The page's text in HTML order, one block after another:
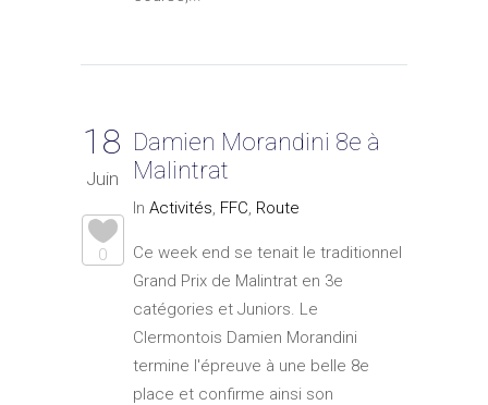
18
Juin
0
Damien Morandini 8e à
Malintrat
In Activités, FFC, Route
Ce week end se tenait le traditionnel
Grand Prix de Malintrat en 3e
catégories et Juniors. Le
Clermontois Damien Morandini
termine l'épreuve à une belle 8e
place et confirme ainsi son